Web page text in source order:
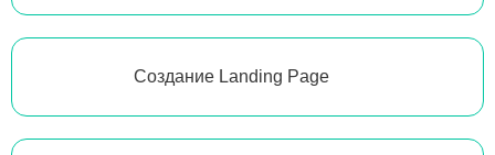
Создание Landing Page